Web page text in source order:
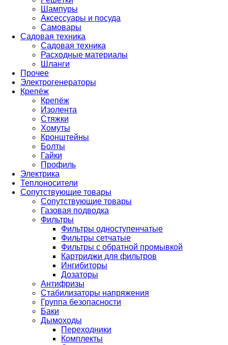
Шампуры
Аксессуары и посуда
Самовары
Садовая техника
Садовая техника
Расходные материалы
Шланги
Прочее
Электрогенераторы
Крепёж
Крепёж
Изолента
Стяжки
Хомуты
Кронштейны
Болты
Гайки
Профиль
Электрика
Теплоносители
Сопутствующие товары
Сопутствующие товары
Газовая подводка
Фильтры
Фильтры одноступенчатые
Фильтры сетчатые
Фильтры с обратной промывкой
Картриджи для фильтров
Ингибиторы
Дозаторы
Антифризы
Стабилизаторы напряжения
Группа безопасности
Баки
Дымоходы
Переходники
Комплекты